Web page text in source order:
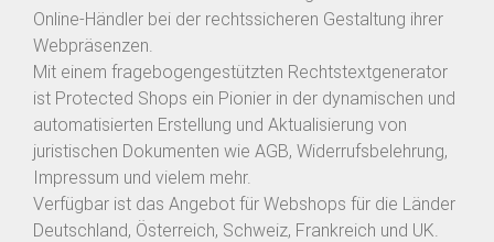
Online-Händler bei der rechtssicheren Gestaltung ihrer
Webpräsenzen.
Mit einem fragebogengestützten Rechtstextgenerator
ist Protected Shops ein Pionier in der dynamischen und
automatisierten Erstellung und Aktualisierung von
juristischen Dokumenten wie AGB, Widerrufsbelehrung,
Impressum und vielem mehr.
Verfügbar ist das Angebot für Webshops für die Länder
Deutschland, Österreich, Schweiz, Frankreich und UK.